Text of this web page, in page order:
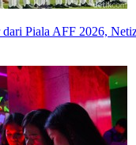
Piala AFF 2026,